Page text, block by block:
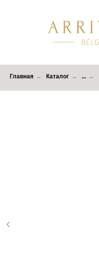
Главная → Каталог → ... →